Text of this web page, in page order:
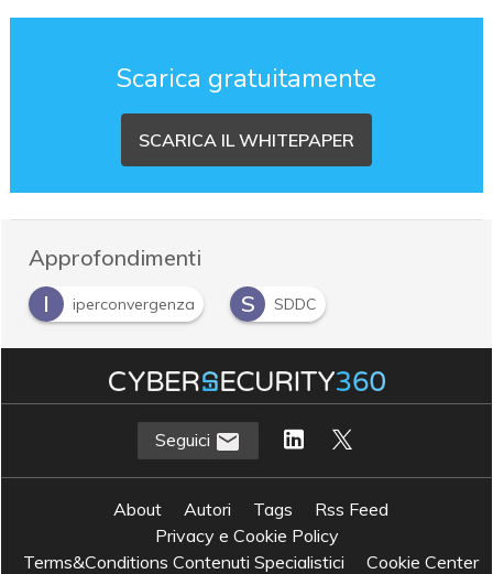
Scarica gratuitamente
SCARICA IL WHITEPAPER
Approfondimenti
I
iperconvergenza S SDDC
V virtualizzazione
Seguici
About Autori Tags
Rss Feed
Privacy e Cookie Policy
Terms&Conditions Contenuti Specialistici
Cookie Center